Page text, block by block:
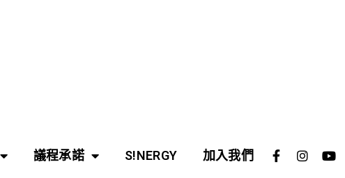
議程承諾 S!NERGY 加入我們